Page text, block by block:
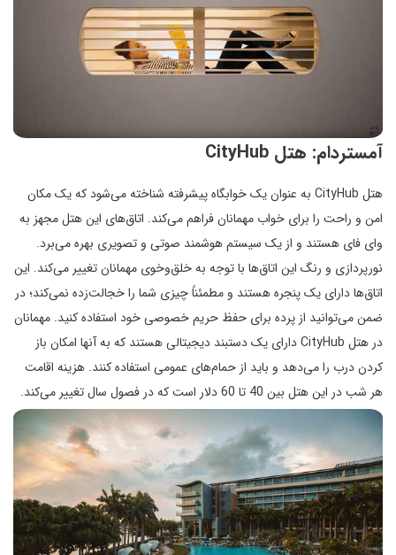
آمستردام: هتل CityHub
هتل CityHub به عنوان یک خوابگاه پیشرفته شناخته می‌شود که یک مکان
امن و راحت را برای خواب مهمانان فراهم می‌کند. اتاق‌های این هتل مجهز به
وای فای هستند و از یک سیستم هوشمند صوتی و تصویری بهره می‌برد.
نورپردازی و رنگ این اتاق‌ها با توجه به خلق‌وخوی مهمانان تغییر می‌کند. این
اتاق‌ها دارای یک پنجره هستند و مطمئناً چیزی شما را خجالت‌زده نمی‌کند؛ در
ضمن می‌توانید از پرده برای حفظ حریم خصوصی خود استفاده کنید. مهمانان
در هتل CityHub دارای یک دستبند دیجیتالی هستند که به آنها امکان باز
کردن درب را می‌دهد و باید از حمام‌های عمومی استفاده کنند. هزینه اقامت
هر شب در این هتل بین 40 تا 60 دلار است که در فصول سال تغییر می‌کند.